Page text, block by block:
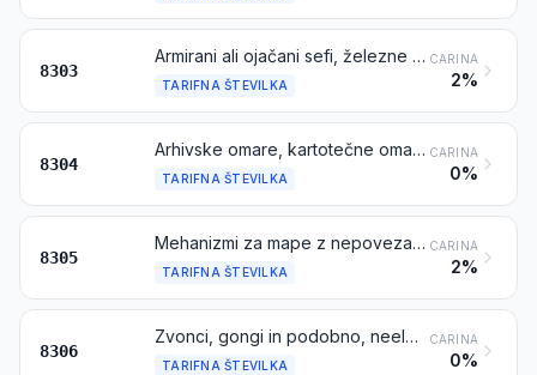
8303
Armirani ali ojačani sefi, železne blagajne ter vrata in omarice oziroma predali s ključavnico za trezorje, kasete za denar ali dokumente ipd., iz navadnih kovin
TARIFNA ŠTEVILKA
CARINA
2%
8304
Arhivske omare, kartotečne omare, škatle za sortiranje dokumentov, regali za papir, stojala za peresa, stojala za žige in podobna pisarniška ali namizna oprema iz navadnih kovin, razen pisarniškega pohištva iz tarifne številke 9403
TARIFNA ŠTEVILKA
CARINA
0%
8305
Mehanizmi za mape z nepovezanimi listi ali za fascikle, sponke za spise in pisma, kartotečni jezdeci in podobni pisarniški predmeti, iz navadnih kovin; sponke v „trakovih“ (npr. za pisarne, tapetništvo, pakiranje) iz navadnih kovin
TARIFNA ŠTEVILKA
CARINA
2%
8306
Zvonci, gongi in podobno, neelektrični, iz navadnih kovin; kipci in drugi okraski iz navadnih kovin; okviri za fotografije, slike ipd. iz navadnih kovin; ogledala iz navadnih kovin
TARIFNA ŠTEVILKA
CARINA
0%